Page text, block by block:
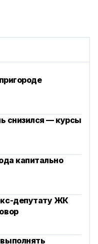
снизился — курсы
капитально
депутату ЖК